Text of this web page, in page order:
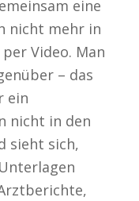
eine
nicht mehr in
Video. Man
– das
ein
nicht in den
sieht sich,